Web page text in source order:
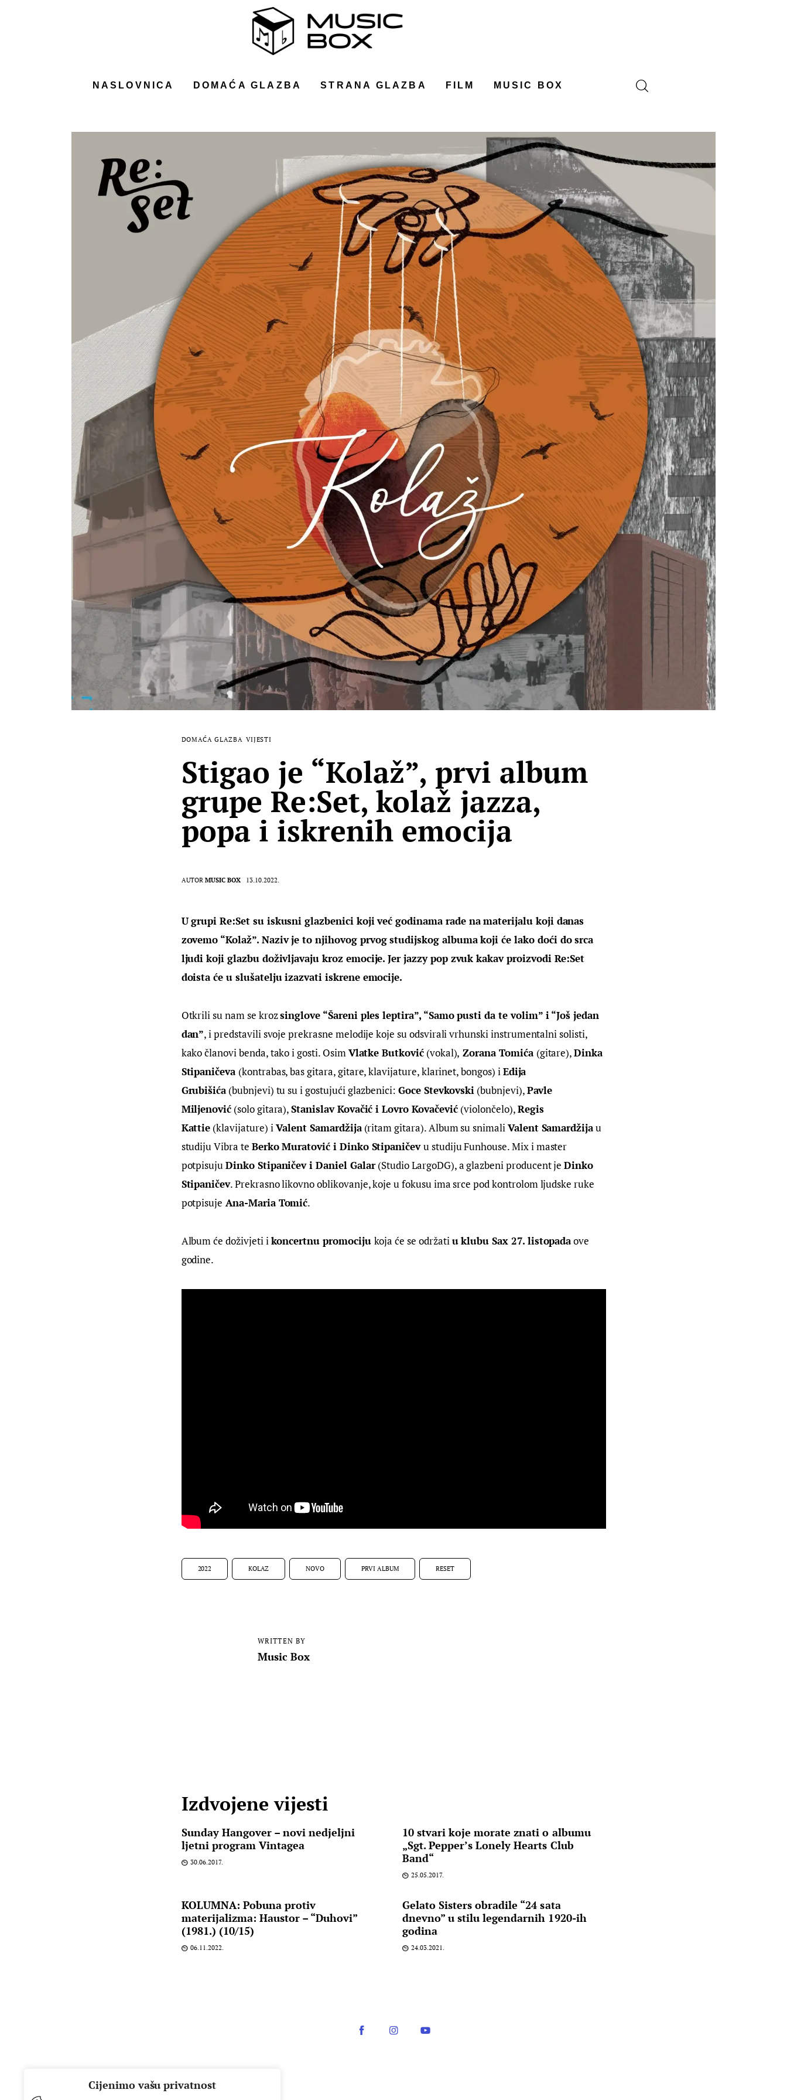
Cijenimo vašu privatnost
NASLOVNICA DOMAĆA GLAZBA STRANA GLAZBA FILM MUSIC BOX
DOMAĆA GLAZBA VIJESTI
Stigao je “Kolaž”, prvi album
grupe Re:Set, kolaž jazza,
popa i iskrenih emocija
AUTOR MUSIC BOX 13.10.2022.
U grupi Re:Set su iskusni glazbenici koji već godinama rade na materijalu koji danas
zovemo “Kolaž”. Naziv je to njihovog prvog studijskog albuma koji će lako doći do srca
ljudi koji glazbu doživljavaju kroz emocije. Jer jazzy pop zvuk kakav proizvodi Re:Set
doista će u slušatelju izazvati iskrene emocije.
Otkrili su nam se kroz singlove “Šareni ples leptira”, “Samo pusti da te volim” i “Još jedan
dan”, i predstavili svoje prekrasne melodije koje su odsvirali vrhunski instrumentalni solisti,
kako članovi benda, tako i gosti. Osim Vlatke Butković (vokal), Zorana Tomića (gitare), Dinka
Stipaničeva (kontrabas, bas gitara, gitare, klavijature, klarinet, bongos) i Edija
Grubišića (bubnjevi) tu su i gostujući glazbenici: Goce Stevkovski (bubnjevi), Pavle
Miljenović (solo gitara), Stanislav Kovačić i Lovro Kovačević (violončelo), Regis
Kattie (klavijature) i Valent Samardžija (ritam gitara). Album su snimali Valent Samardžija u
studiju Vibra te Berko Muratović i Dinko Stipaničev u studiju Funhouse. Mix i master
potpisuju Dinko Stipaničev i Daniel Galar (Studio LargoDG), a glazbeni producent je Dinko
Stipaničev. Prekrasno likovno oblikovanje, koje u fokusu ima srce pod kontrolom ljudske ruke
potpisuje Ana-Maria Tomić.
Album će doživjeti i koncertnu promociju koja će se održati u klubu Sax 27. listopada ove
godine.
2022 KOLAZ NOVO PRVI ALBUM RESET
WRITTEN BY
Music Box
Izdvojene vijesti
Sunday Hangover – novi nedjeljni
ljetni program Vintagea
30.06.2017.
10 stvari koje morate znati o albumu
„Sgt. Pepper’s Lonely Hearts Club
Band“
25.05.2017.
KOLUMNA: Pobuna protiv
materijalizma: Haustor – “Duhovi”
(1981.) (10/15)
06.11.2022.
Gelato Sisters obradile “24 sata
dnevno” u stilu legendarnih 1920-ih
godina
24.03.2021.